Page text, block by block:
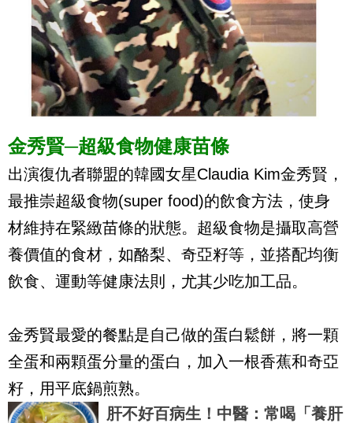
金秀賢─超級食物健康苗條
出演復仇者聯盟的韓國女星Claudia Kim金秀賢，
最推崇超級食物(super food)的飲食方法，使身
材維持在緊緻苗條的狀態。超級食物是攝取高營
養價值的食材，如酪梨、奇亞籽等，並搭配均衡
飲食、運動等健康法則，尤其少吃加工品。
金秀賢最愛的餐點是自己做的蛋白鬆餅，將一顆
全蛋和兩顆蛋分量的蛋白，加入一根香蕉和奇亞
籽，用平底鍋煎熟。
肝不好百病生！中醫：常喝「養肝